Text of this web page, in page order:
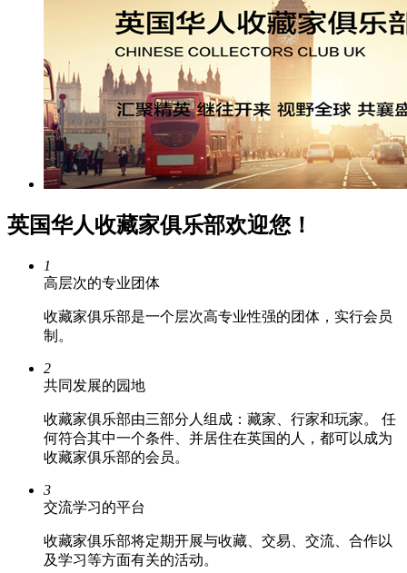
英国华人收藏家俱乐部欢迎您！
1
高层次的专业团体
收藏家俱乐部是一个层次高专业性强的团体，实行会员
制。
2
共同发展的园地
收藏家俱乐部由三部分人组成：藏家、行家和玩家。 任
何符合其中一个条件、并居住在英国的人，都可以成为
收藏家俱乐部的会员。
3
交流学习的平台
收藏家俱乐部将定期开展与收藏、交易、交流、合作以
及学习等方面有关的活动。